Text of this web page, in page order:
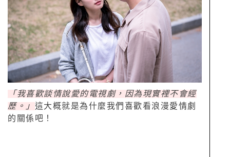
「我喜歡談情說愛的電視劇，因為現實裡不會經
歷。」 這大概就是為什麼我們喜歡看浪漫愛情劇
的關係吧！